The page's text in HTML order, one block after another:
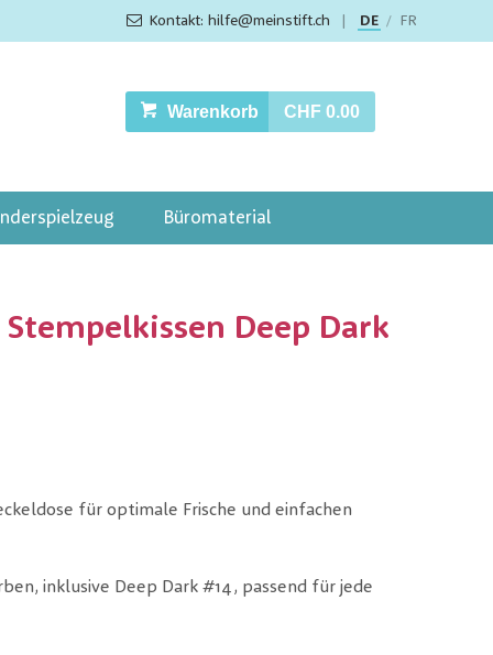
Kontakt: hilfe@meinstift.ch DE / FR
Warenkorb CHF 0.00
Büromaterial
Deep Dark
für optimale Frische und einfachen
inklusive Deep Dark #14, passend für jede